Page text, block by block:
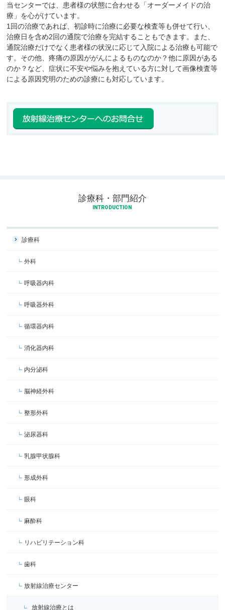
当センターでは、患者様の状態に合わせる「オーダーメイドの治
療」を心がけています。
1回の治療であれば、初診時に治療に必要な検査等も併せて行い、
治療日を含め2回の通院で治療を完結することもできます。また、
通院治療だけでなく患者様の状況に応じて入院による治療も可能で
す。その他、疼痛の原因ががんによるものなのか？他に原因がある
のか？など、症状に不安や悩みを抱えている方に対して画像検査等
による原因究明のための診療にも対応しています。
診療科・部門紹介
INTRODUCTION
診療科
外科
呼吸器内科
呼吸器外科
循環器内科
消化器内科
内分泌科
脳神経外科
整形外科
泌尿器科
乳腺甲状腺科
形成外科
眼科
麻酔科
リハビリテーション科
歯科
放射線治療センター
放射線治療とは